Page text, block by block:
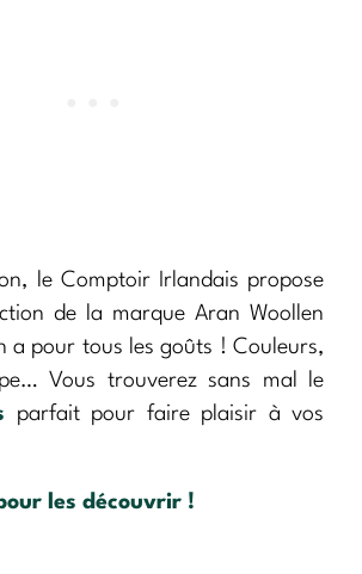
le Comptoir Irlandais propose
de la marque Aran Woollen
a pour tous les goûts ! Couleurs,
Vous trouverez sans mal le
parfait pour faire plaisir à vos
les découvrir !